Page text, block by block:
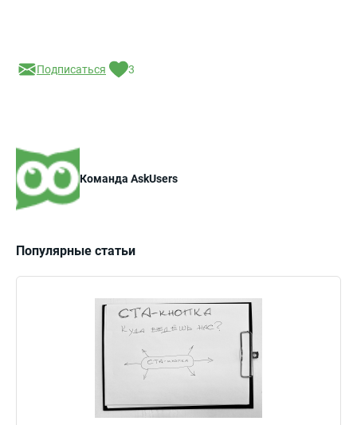
Подписаться 3
Команда AskUsers
Популярные статьи